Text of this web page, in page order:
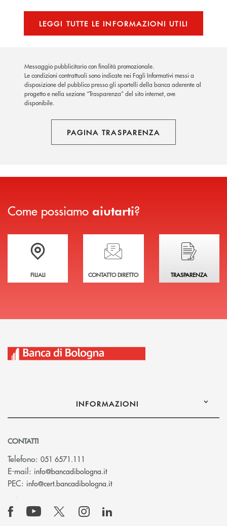
LEGGI TUTTE LE INFORMAZIONI UTILI
Messaggio pubblicitario con finalità promozionale.
Le condizioni contrattuali sono indicate nei Fogli Informativi messi a
disposizione del pubblico presso gli sportelli della banca aderente al
progetto e nella sezione “Trasparenza” del sito internet, ove
disponibile.
PAGINA TRASPARENZA
Come possiamo aiutarti?
Trova la filiale più vicina a te
FILIALI
Hai bisogno di assistenza immediata?
CONTATTO DIRETTO
Hai bisogno di
TRASPARENZA
INFORMAZIONI
CONTATTI
Telefono: 051 6571.111
E-mail: info@bancadibologna.it(si apre l’app di posta elettronica)
PEC: info@cert.bancadibologna.it(si apre l’app di posta